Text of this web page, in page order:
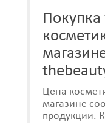
Покупка
Цена
магазине
продукции.